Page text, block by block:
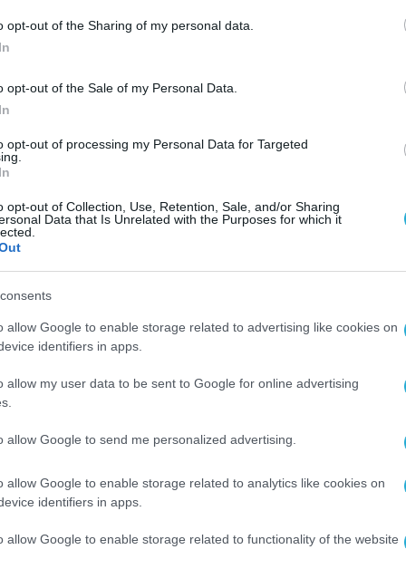
opt-out of the Sharing of my personal data.
opt-out of the Sale of my Personal Data.
opt-out of processing my Personal Data for Targeted
opt-out of Collection, Use, Retention, Sale, and/or Sharing
Data that Is Unrelated with the Purposes for which it
allow Google to enable storage related to advertising like cookies on
identifiers in apps.
allow my user data to be sent to Google for online advertising
allow Google to send me personalized advertising.
allow Google to enable storage related to analytics like cookies on
identifiers in apps.
allow Google to enable storage related to functionality of the website
κριτήριων ESG στη στρατηγική των
Όπως αναφέρει η ακριβής και
είναι σημαντική για να να διασφαλίζεται
τους κανονισμούς της Ευρωπαϊκής Ένωσης
με τις πρακτικές τους. Ανέφερε επίσης
έχει προσαρμοστεί πολύ καλά.
να δημοσιοποιούν πληροφορίες μόνο για
το Ευρωπαϊκό taxonomy, αλλά θα
τους άλλους τέσσερεις το επόμενο έτος»,
σχετικά με ένα πλαίσιο για τους
ισχύον πλαίσιο αναθεωρείται για να
με την πυρηνική ενέργεια και το φυσικό
κανονισμό εταιρικής διακυβέρνησης και
την κεφαλαιακή επάρκεια και τους
επενδυτές οι επενδύσεις ESG και
ενδιαφέρον των επενδυτών για τα αμοιβαία